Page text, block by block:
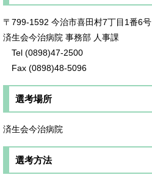
〒799-1592 今治市喜田村7丁目1番6号
済生会今治病院 事務部 人事課
Tel (0898)47-2500
Fax (0898)48-5096
選考場所
済生会今治病院
選考方法